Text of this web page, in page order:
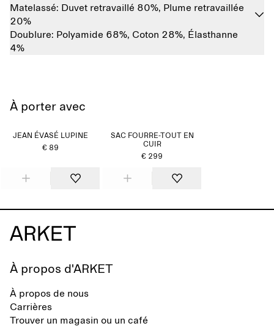
Matelassé: Duvet retravaillé 80%, Plume retravaillée
20%
Doublure: Polyamide 68%, Coton 28%, Élasthanne
4%
À porter avec
JEAN ÉVASÉ LUPINE
€ 89
SAC FOURRE-TOUT EN
CUIR
€ 299
À propos d'ARKET
À propos de nous
Carrières
Trouver un magasin ou un café